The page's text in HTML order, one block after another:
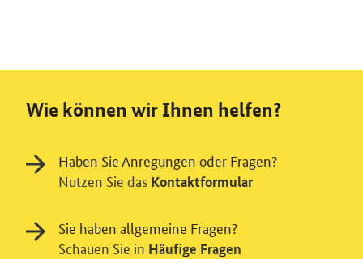
Wie können wir Ihnen helfen?
Haben Sie Anregungen oder Fragen?
Nutzen Sie das Kontaktformular
Sie haben allgemeine Fragen?
Schauen Sie in Häufige Fragen